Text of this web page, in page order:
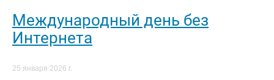
Международный день без
Интернета
25 января 2026 г.